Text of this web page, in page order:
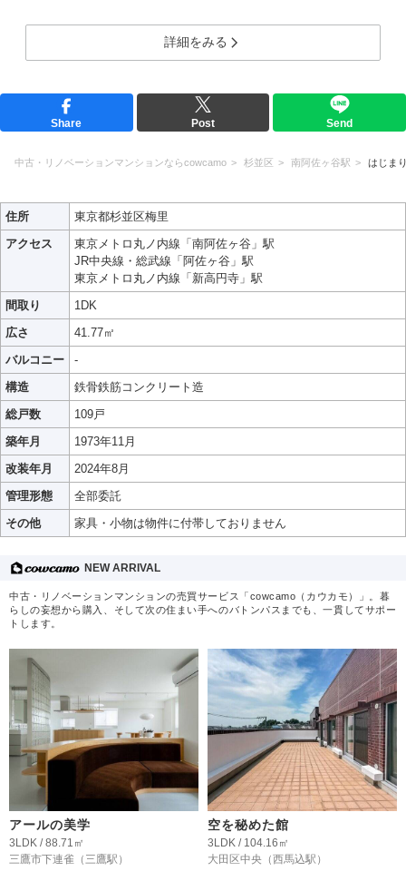
詳細をみる
Share Post Send
中古・リノベーションマンションならcowcamo 杉並区 南阿佐ヶ谷駅 はじま
住所
東京都杉並区梅里
アクセス
東京メトロ丸ノ内線「南阿佐ヶ谷」駅
JR中央線・総武線「阿佐ヶ谷」駅
東京メトロ丸ノ内線「新高円寺」駅
間取り
1DK
広さ
41.77㎡
バルコニー
-
構造
鉄骨鉄筋コンクリート造
総戸数
109戸
築年月
1973年11月
改装年月
2024年8月
管理形態
全部委託
その他
家具・小物は物件に付帯しておりません
NEW ARRIVAL
中古・リノベーションマンションの売買サービス「cowcamo（カウカモ）」。暮
らしの妄想から購入、そして次の住まい手へのバトンパスまでも、一貫してサポー
トします。
アールの美学
3LDK / 88.71㎡
三鷹市下連雀 （三鷹駅）
空を秘めた館
3LDK / 104.16㎡
大田区中央 （西馬込駅）